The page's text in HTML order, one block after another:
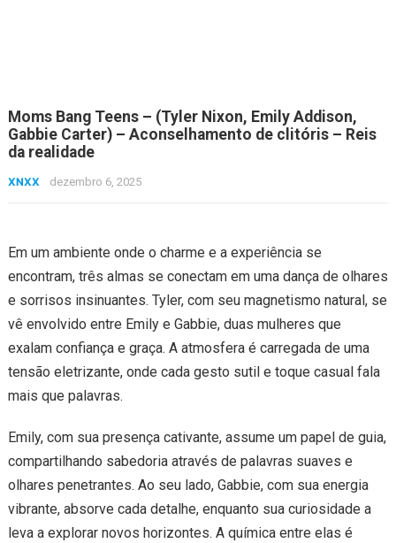
Moms Bang Teens – (Tyler Nixon, Emily Addison,
Gabbie Carter) – Aconselhamento de clitóris – Reis
da realidade
XNXX dezembro 6, 2025
Em um ambiente onde o charme e a experiência se
encontram, três almas se conectam em uma dança de olhares
e sorrisos insinuantes. Tyler, com seu magnetismo natural, se
vê envolvido entre Emily e Gabbie, duas mulheres que
exalam confiança e graça. A atmosfera é carregada de uma
tensão eletrizante, onde cada gesto sutil e toque casual fala
mais que palavras.
Emily, com sua presença cativante, assume um papel de guia,
compartilhando sabedoria através de palavras suaves e
olhares penetrantes. Ao seu lado, Gabbie, com sua energia
vibrante, absorve cada detalhe, enquanto sua curiosidade a
leva a explorar novos horizontes. A química entre elas é